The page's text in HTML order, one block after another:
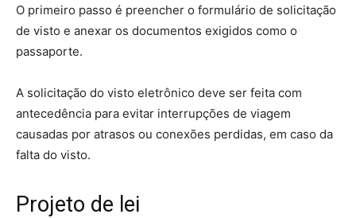
O primeiro passo é preencher o formulário de solicitação
de visto e anexar os documentos exigidos como o
passaporte.
A solicitação do visto eletrônico deve ser feita com
antecedência para evitar interrupções de viagem
causadas por atrasos ou conexões perdidas, em caso da
falta do visto.
Projeto de lei